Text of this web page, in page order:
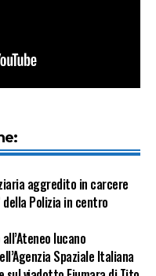
aggredito in carcere
Polizia in centro
lucano
Spaziale Italiana